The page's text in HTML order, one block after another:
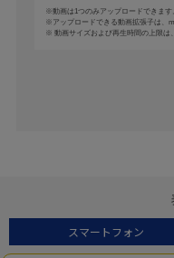
動画は1つのみアップロードできます
アップロードできる動画拡張子は、
動画サイズおよび再生時間の上限は
スマートフォン